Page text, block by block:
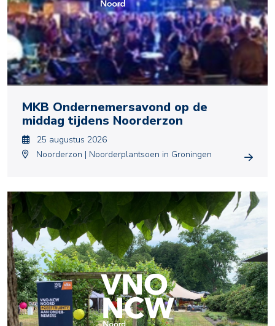
MKB Ondernemersavond op de
middag tijdens Noorderzon
25 augustus 2026
Noorderzon | Noorderplantsoen in Groningen